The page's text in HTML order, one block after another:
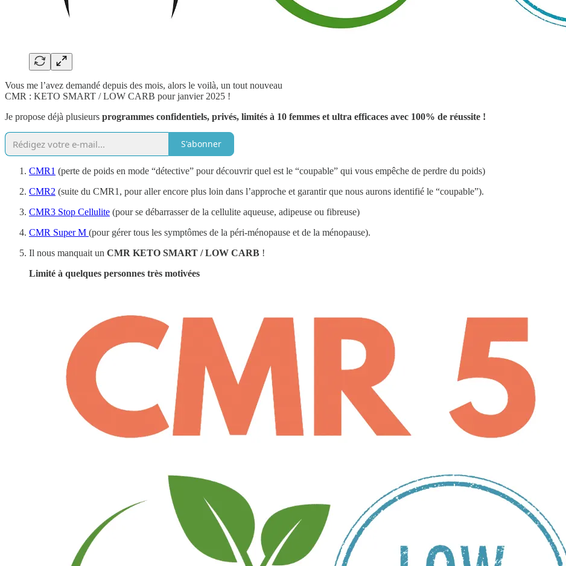
Vous me l’avez demandé depuis des mois, alors le voilà, un tout nouveau
CMR : KETO SMART / LOW CARB pour janvier 2025 !
Je propose déjà plusieurs programmes confidentiels, privés, limités à 10 femmes et ultra efficaces avec 100% de réussite !
S'abonner
CMR1 (perte de poids en mode “détective” pour découvrir quel est le “coupable” qui vous empêche de perdre du poids)
CMR2 (suite du CMR1, pour aller encore plus loin dans l’approche et garantir que nous aurons identifié le “coupable”).
CMR3 Stop Cellulite (pour se débarrasser de la cellulite aqueuse, adipeuse ou fibreuse)
CMR Super M (pour gérer tous les symptômes de la péri-ménopause et de la ménopause).
Il nous manquait un CMR KETO SMART / LOW CARB !
Limité à quelques personnes très motivées